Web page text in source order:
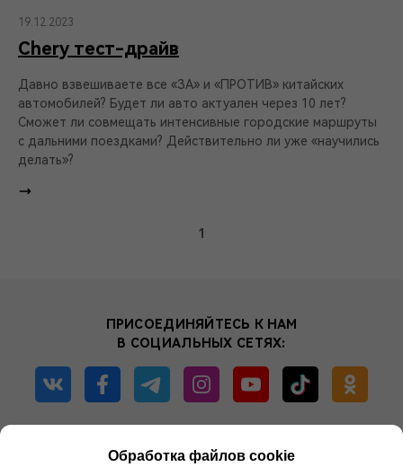
19.12.2023
Chery тест-драйв
Давно взвешиваете все «ЗА» и «ПРОТИВ» китайских
автомобилей? Будет ли авто актуален через 10 лет?
Сможет ли совмещать интенсивные городские маршруты
с дальними поездками? Действительно ли уже «научились
делать»?
1
+375 44577 87 86
ПРИСОЕДИНЯЙТЕСЬ К НАМ
В СОЦИАЛЬНЫХ СЕТЯХ:
Обработка файлов cookie